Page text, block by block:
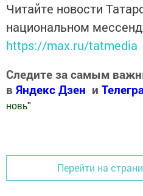
Читайте новости
национальном
https://max.ru/tatmedia
Следите за самым
в Яндекс Дзен и
новь"
Перейти на